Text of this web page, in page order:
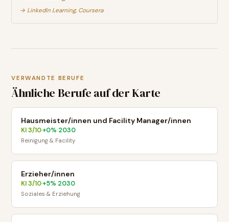
→ LinkedIn Learning, Coursera
VERWANDTE BERUFE
Ähnliche Berufe auf der Karte
Hausmeister/innen und Facility Manager/innen
KI3/10·+0% 2030
Reinigung & Facility
Erzieher/innen
KI3/10·+5% 2030
Soziales & Erziehung